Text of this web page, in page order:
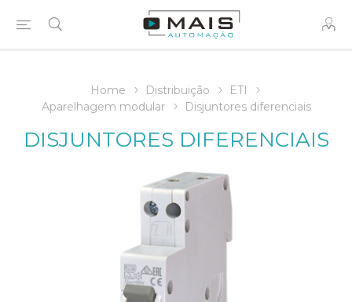
Home Distribuição
ETI
Aparelhagem modular
Disjuntores diferenciais
DISJUNTORES DIFERENCIAIS